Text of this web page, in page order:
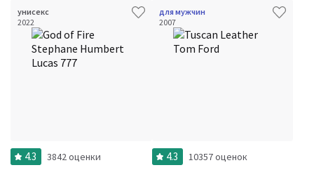
унисекс
2022
4.3 3842 оценки
для мужчин
2007
4.3 10357 оценок